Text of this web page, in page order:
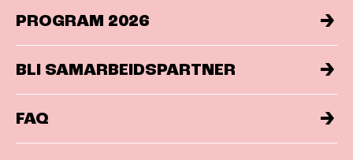
PROGRAM 2026
BLI SAMARBEIDSPARTNER
FAQ